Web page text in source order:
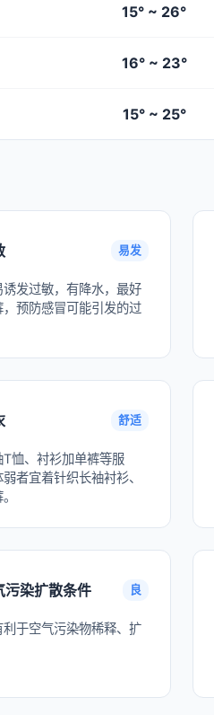
15° ~ 26°
16° ~ 23°
15° ~ 25°
易发
诱发过敏，有降水，最好
，预防感冒可能引发的过
舒适
T恤、衬衫加单裤等服
者宜着针织长袖衬衫、
污染扩散条件 良
于空气污染物稀释、扩